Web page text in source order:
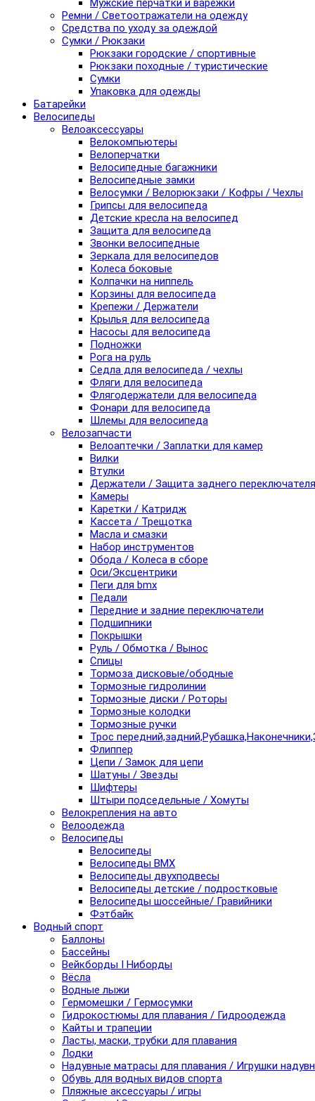
Мужские перчатки и варежки
Ремни / Светоотражатели на одежду
Средства по уходу за одеждой
Сумки / Рюкзаки
Рюкзаки городские / спортивные
Рюкзаки походные / туристические
Сумки
Упаковка для одежды
Батарейки
Велосипеды
Велоаксессуары
Велокомпьютеры
Велоперчатки
Велосипедные багажники
Велосипедные замки
Велосумки / Велорюкзаки / Кофры / Чехлы
Грипсы для велосипеда
Детские кресла на велосипед
Защита для велосипеда
Звонки велосипедные
Зеркала для велосипедов
Колеса боковые
Колпачки на ниппель
Корзины для велосипеда
Крепежи / Держатели
Крылья для велосипеда
Насосы для велосипеда
Подножки
Рога на руль
Седла для велосипеда / чехлы
Фляги для велосипеда
Флягодержатели для велосипеда
Фонари для велосипеда
Шлемы для велосипеда
Велозапчасти
Велоаптечки / Заплатки для камер
Вилки
Втулки
Держатели / Защита заднего переключателя
Камеры
Каретки / Катридж
Кассета / Трещотка
Масла и смазки
Набор инструментов
Обода / Колеса в сборе
Оси/Эксцентрики
Пеги для bmx
Педали
Передние и задние переключатели
Подшипники
Покрышки
Руль / Обмотка / Вынос
Спицы
Тормоза дисковые/ободные
Тормозные гидролинии
Тормозные диски / Роторы
Тормозные колодки
Тормозные ручки
Трос
Флиппер
Цепи / Замок для цепи
Шатуны / Звезды
Шифтеры
Штыри подседельные / Хомуты
Велокрепления на авто
Велоодежда
Велосипеды
Велосипеды
Велосипеды BMX
Велосипеды двухподвесы
Велосипеды детские / подростковые
Велосипеды шоссейные/ Гравийники
Фэтбайк
Водный спорт
Баллоны
Бассейны
Вейкборды I Ниборды
Вёсла
Водные лыжи
Гермомешки / Гермосумки
Гидрокостюмы для плавания / Гидроодежда
Кайты и трапеции
Ласты, маски, трубки для плавания
Лодки
Надувные матрасы для плавания / Игрушки
Обувь для водных видов спорта
Пляжные аксессуары / игры